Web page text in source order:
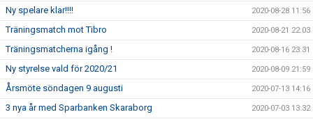
Ny spelare klar!!!! 2020-08-28 11:56
Träningsmatch mot Tibro 2020-08-21 22:03
Träningsmatcherna igång ! 2020-08-16 23:31
Ny styrelse vald för 2020/21 2020-08-09 21:59
Årsmöte söndagen 9 augusti 2020-07-13 14:16
3 nya år med Sparbanken Skaraborg 2020-07-03 13:32